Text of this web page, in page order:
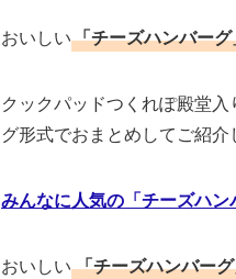
おいしい「チーズハンバーグ
クックパッドつくれぽ殿堂
グ形式でおまとめしてご紹介
みんなに人気の「チーズハ
おいしい 「チーズハンバー